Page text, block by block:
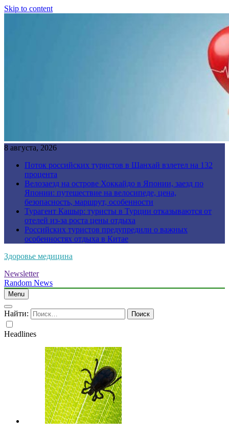
Skip to content
8 августа, 2026
Поток российских туристов в Шанхай взлетел на 132
процента
Велозаезд на острове Хоккайдо в Японии, заезд по
Японии: путешествие на велосипеде, цена,
безопасность, маршрут, особенности
Турагент Кашыр: туристы в Турции отказываются от
отелей из-за роста цены отдыха
Российских туристов предупредили о важных
особенностях отдыха в Китае
Здоровье медицина
Newsletter
Random News
Menu
Найти:
Headlines